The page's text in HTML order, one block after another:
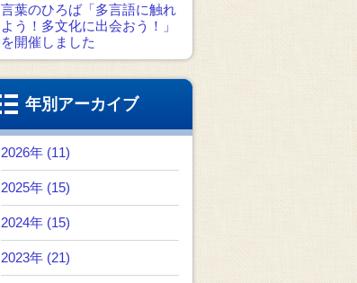
言葉のひろば「多言語に触れ
よう！多文化に出会おう！」
を開催しました
年別アーカイブ
2026年 (11)
2025年 (15)
2024年 (15)
2023年 (21)